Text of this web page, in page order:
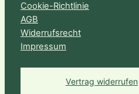
Cookie-Richtlinie
AGB
Widerrufsrecht
Impressum
Vertrag widerrufen